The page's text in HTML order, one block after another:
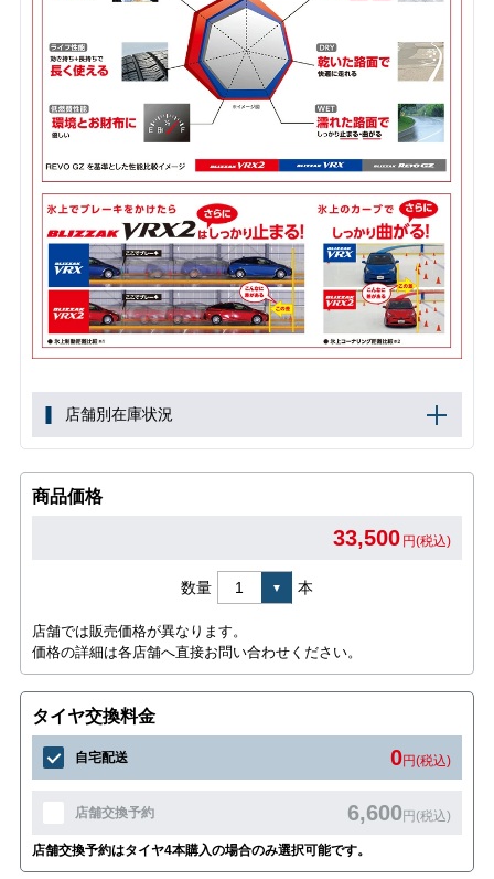
店舗別在庫状況
商品価格
33,500 円(税込)
数量 本
店舗では販売価格が異なります。
価格の詳細は各店舗へ直接お問い合わせください。
タイヤ交換料金
自宅配送 0円(税込)
店舗交換予約 6,600円(税込)
店舗交換予約はタイヤ4本購入の場合のみ選択可能です。